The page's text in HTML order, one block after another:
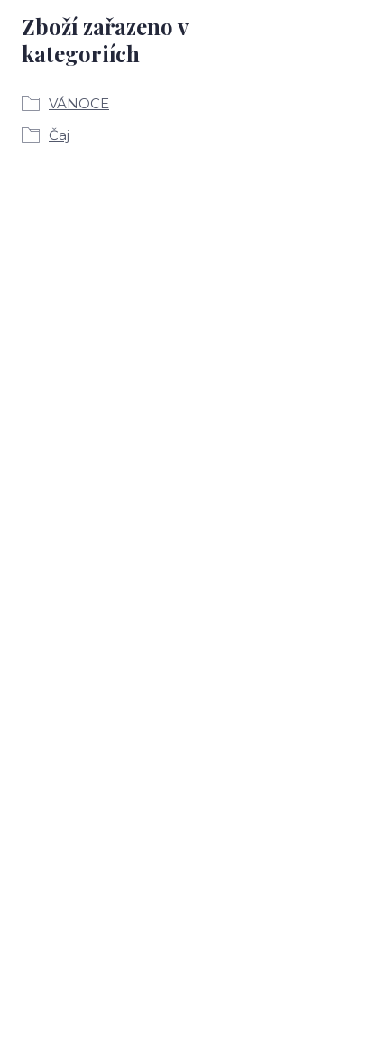
Zboží zařazeno v
kategoriích
VÁNOCE
Čaj